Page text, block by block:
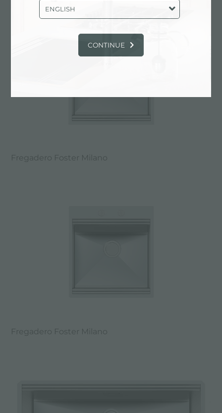
Fregadero Foster Milano
Fregadero Foster Milano
ENGLISH
CONTINUE